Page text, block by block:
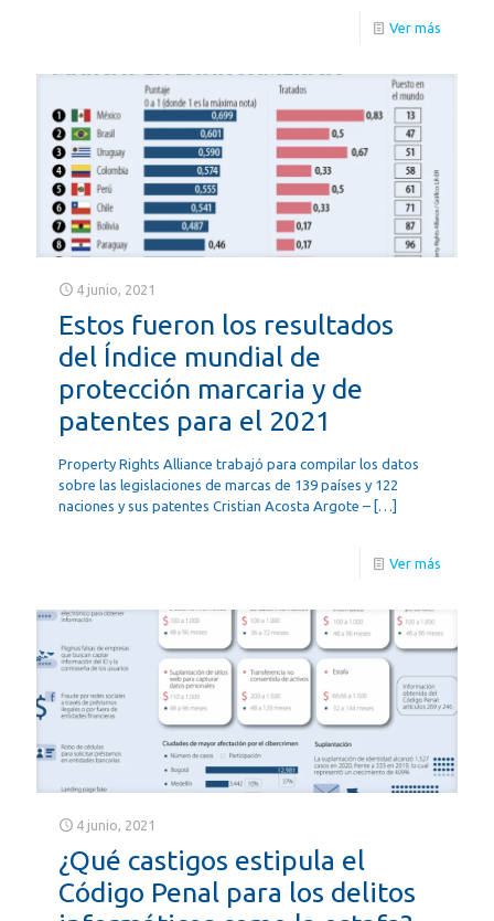
Ver más
4 junio, 2021
Estos fueron los resultados
del Índice mundial de
protección marcaria y de
patentes para el 2021
Property Rights Alliance trabajó para compilar los datos
sobre las legislaciones de marcas de 139 países y 122
naciones y sus patentes Cristian Acosta Argote – […]
Ver más
4 junio, 2021
¿Qué castigos estipula el
Código Penal para los delitos